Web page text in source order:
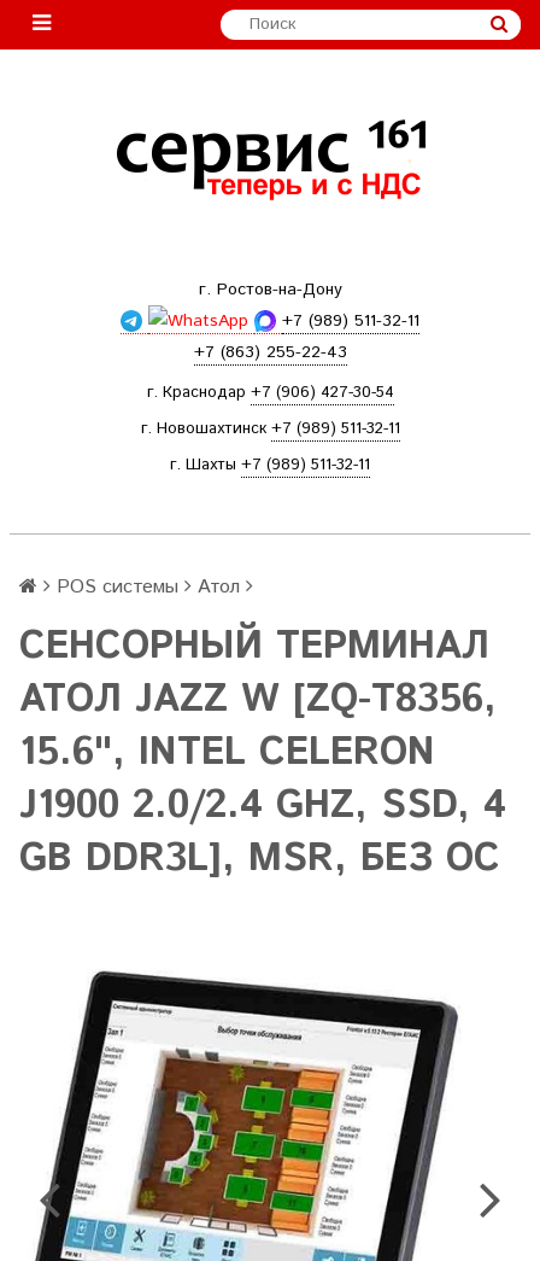
г. Ростов-на-Дону
+7 (989) 511-32-11
+7 (863) 255-22-43
г. Краснодар +7 (906) 427-30-54
г. Новошахтинск +7 (989) 511-32-11
г. Шахты +7 (989) 511-32-11
POS системы Атол
СЕНСОРНЫЙ ТЕРМИНАЛ
АТОЛ JAZZ W [ZQ-T8356,
15.6", INTEL CELERON
J1900 2.0/2.4 GHZ, SSD, 4
GB DDR3L], MSR, БЕЗ ОС